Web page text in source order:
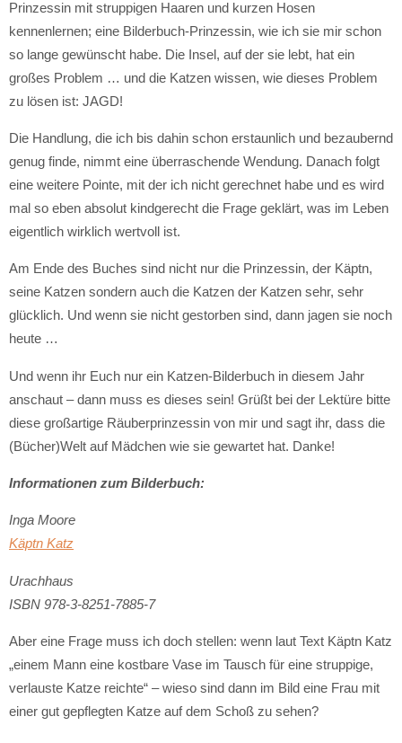
Prinzessin mit struppigen Haaren und kurzen Hosen
kennenlernen; eine Bilderbuch-Prinzessin, wie ich sie mir schon
so lange gewünscht habe. Die Insel, auf der sie lebt, hat ein
großes Problem … und die Katzen wissen, wie dieses Problem
zu lösen ist: JAGD!
Die Handlung, die ich bis dahin schon erstaunlich und bezaubernd
genug finde, nimmt eine überraschende Wendung. Danach folgt
eine weitere Pointe, mit der ich nicht gerechnet habe und es wird
mal so eben absolut kindgerecht die Frage geklärt, was im Leben
eigentlich wirklich wertvoll ist.
Am Ende des Buches sind nicht nur die Prinzessin, der Käptn,
seine Katzen sondern auch die Katzen der Katzen sehr, sehr
glücklich. Und wenn sie nicht gestorben sind, dann jagen sie noch
heute …
Und wenn ihr Euch nur ein Katzen-Bilderbuch in diesem Jahr
anschaut – dann muss es dieses sein! Grüßt bei der Lektüre bitte
diese großartige Räuberprinzessin von mir und sagt ihr, dass die
(Bücher)Welt auf Mädchen wie sie gewartet hat. Danke!
Informationen zum Bilderbuch:
Inga Moore
Käptn Katz
Urachhaus
ISBN 978-3-8251-7885-7
Aber eine Frage muss ich doch stellen: wenn laut Text Käptn Katz
„einem Mann eine kostbare Vase im Tausch für eine struppige,
verlauste Katze reichte“ – wieso sind dann im Bild eine Frau mit
einer gut gepflegten Katze auf dem Schoß zu sehen?